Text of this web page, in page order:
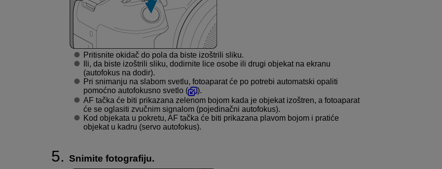
Pritisnite okidač do pola da biste izoštrili sliku.
Ili, da biste izoštrili sliku, dodirnite lice osobe ili drugi objekat na ekranu
(autofokus na dodir).
Pri snimanju na slabom svetlu, fotoaparat će po potrebi automatski opaliti
pomoćno autofokusno svetlo (
).
AF tačka će biti prikazana zelenom bojom kada je objekat izoštren, a fotoaparat
će se oglasiti zvučnim signalom (pojedinačni autofokus).
Kod objekata u pokretu, AF tačka će biti prikazana plavom bojom i pratiće
objekat u kadru (servo autofokus).
Snimite fotografiju.